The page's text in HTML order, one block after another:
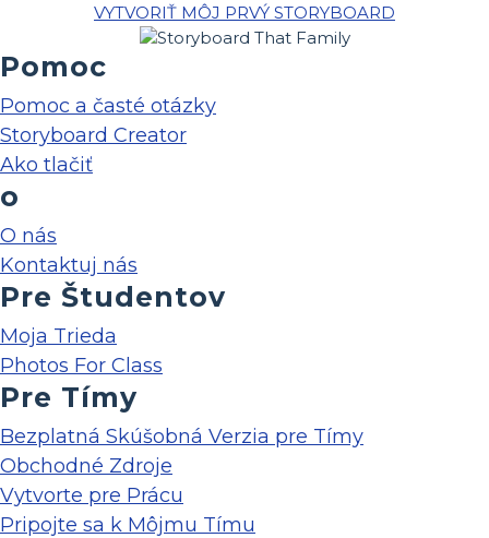
VYTVORIŤ MÔJ PRVÝ STORYBOARD
Pomoc
Pomoc a časté otázky
Storyboard Creator
Ako tlačiť
o
O nás
Kontaktuj nás
Pre Študentov
Moja Trieda
Photos For Class
Pre Tímy
Bezplatná Skúšobná Verzia pre Tímy
Obchodné Zdroje
Vytvorte pre Prácu
Pripojte sa k Môjmu Tímu